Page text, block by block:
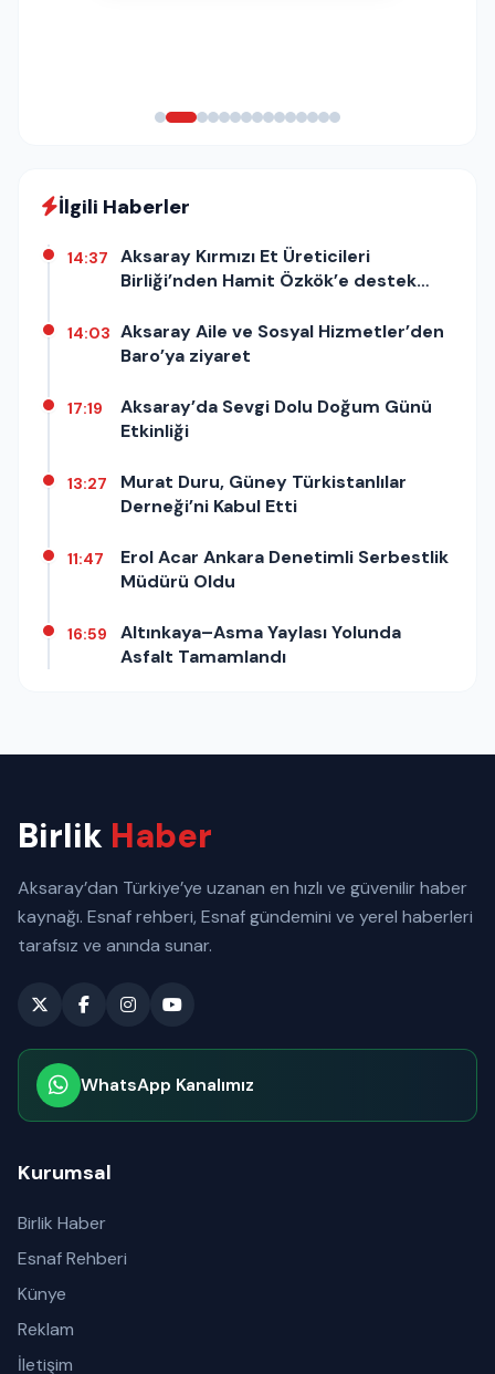
İlgili Haberler
14:37
Aksaray Kırmızı Et Üreticileri
Birliği’nden Hamit Özkök’e destek
14:03 Aksaray Aile ve Sosyal Hizmetler’den
Baro’ya ziyaret
17:19
Aksaray’da Sevgi Dolu Doğum Günü
Etkinliği
13:27
Murat Duru, Güney Türkistanlılar
Derneği’ni Kabul Etti
11:47
Erol Acar Ankara Denetimli Serbestlik
Müdürü Oldu
16:59
Altınkaya–Asma Yaylası Yolunda
Asfalt Tamamlandı
Birlik Haber
Aksaray’dan Türkiye’ye uzanan en hızlı ve güvenilir haber
kaynağı. Esnaf rehberi, Esnaf gündemini ve yerel haberleri
tarafsız ve anında sunar.
WhatsApp Kanalımız
Kurumsal
Birlik Haber
Esnaf Rehberi
Künye
Reklam
İletişim